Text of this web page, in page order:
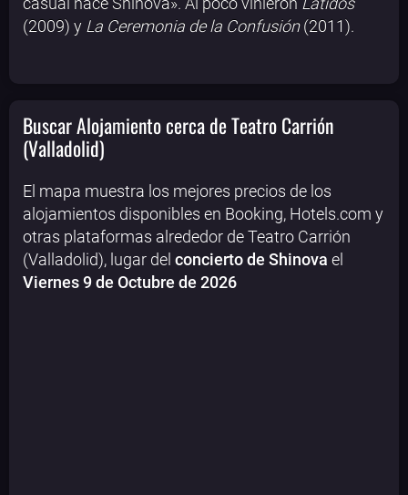
(2009) y La Ceremonia de la Confusión(2011).
Buscar Alojamiento cerca de Teatro Carrión
(Valladolid)
El mapa muestra los mejores precios de los
alojamientos disponibles en Booking, Hotels.com y
otras plataformas alrededor de Teatro Carrión
(Valladolid), lugar del concierto de Shinova el
Viernes 9 de Octubre de 2026